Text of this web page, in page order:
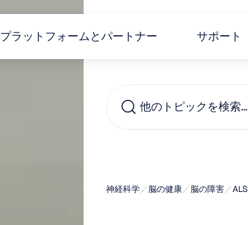
プラットフォームとパートナー サポート
他のトピックを検索...
神経科学／脳の健康／脳の障害／ALS